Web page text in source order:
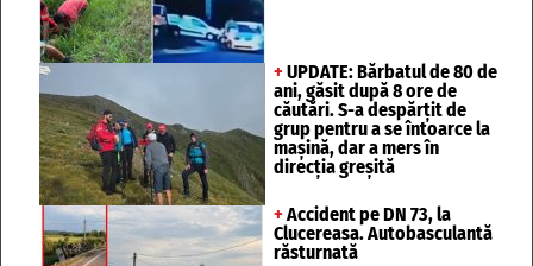
+ UPDATE: Bărbatul de 80 de
ani, găsit după 8 ore de
căutări. S-a despărțit de
grup pentru a se întoarce la
mașină, dar a mers în
direcția greșită
+ Accident pe DN 73, la
Clucereasa. Autobasculantă
răsturnată